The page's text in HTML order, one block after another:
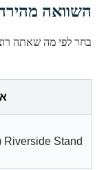
השוואה
בחר לפי מה שאתה
Riverside Stand (אורך)